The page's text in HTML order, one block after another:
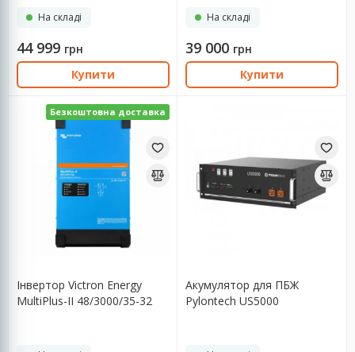
На складі
44 999 грн
Купити
На складі
39 000 грн
Купити
Безкоштовна доставка
Інвертор Victron Energy
MultiPlus-II 48/3000/35-32
Aкумулятор для ПБЖ
Pylontech US5000